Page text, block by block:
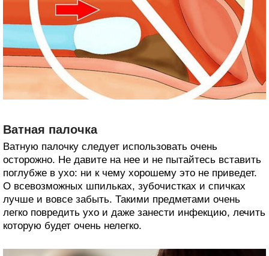
Ватная палочка
Ватную палочку следует использовать очень
осторожно. Не давите на нее и не пытайтесь вставить
поглубже в ухо: ни к чему хорошему это не приведет.
О всевозможных шпильках, зубочистках и спичках
лучше и вовсе забыть. Такими предметами очень
легко повредить ухо и даже занести инфекцию, лечить
которую будет очень нелегко.